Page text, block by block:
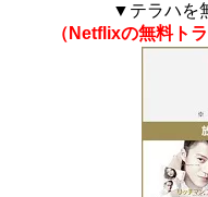
▼テラハを
（Netflixの無料ト